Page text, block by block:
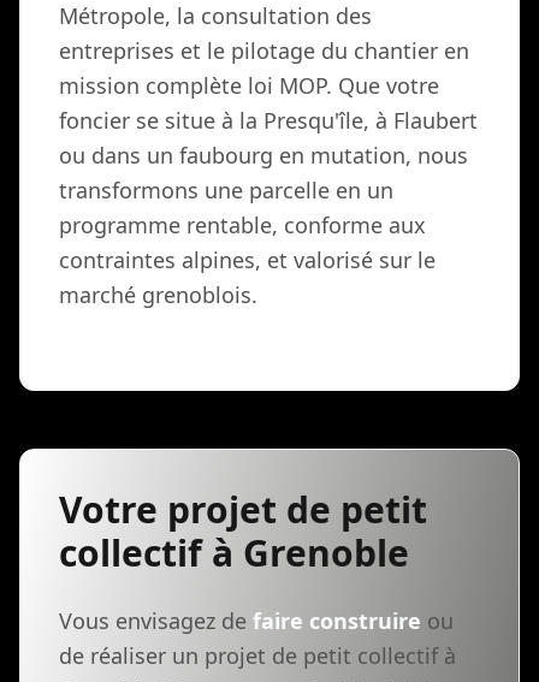
Métropole, la consultation des
entreprises et le pilotage du chantier en
mission complète loi MOP. Que votre
foncier se situe à la Presqu'île, à Flaubert
ou dans un faubourg en mutation, nous
transformons une parcelle en un
programme rentable, conforme aux
contraintes alpines, et valorisé sur le
marché grenoblois.
Votre projet de petit
collectif à Grenoble
Vous envisagez de faire construire ou
de réaliser un projet de petit collectif à